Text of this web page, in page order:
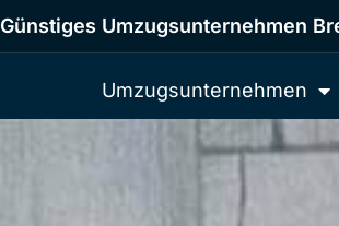
Günstiges Umzugsunternehmen
Umzugsunternehmen